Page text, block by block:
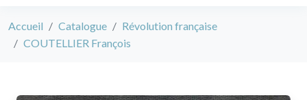
Accueil Catalogue
Révolution française
COUTELLIER François